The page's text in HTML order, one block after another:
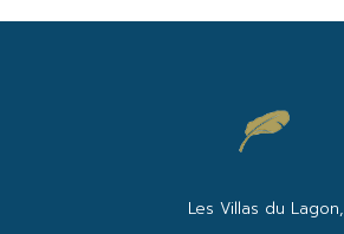
Les Villas du Lagon,